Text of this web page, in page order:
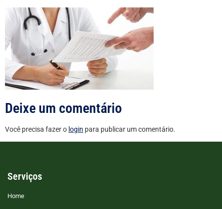
Deixe um comentário
Você precisa fazer o login para publicar um comentário.
Serviços
Home